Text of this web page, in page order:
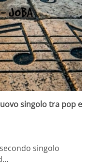
singolo tra pop e
singolo